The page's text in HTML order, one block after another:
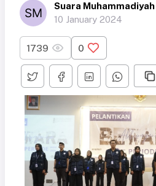
Suara Muhammadiyah
10 January 2024
1739 0